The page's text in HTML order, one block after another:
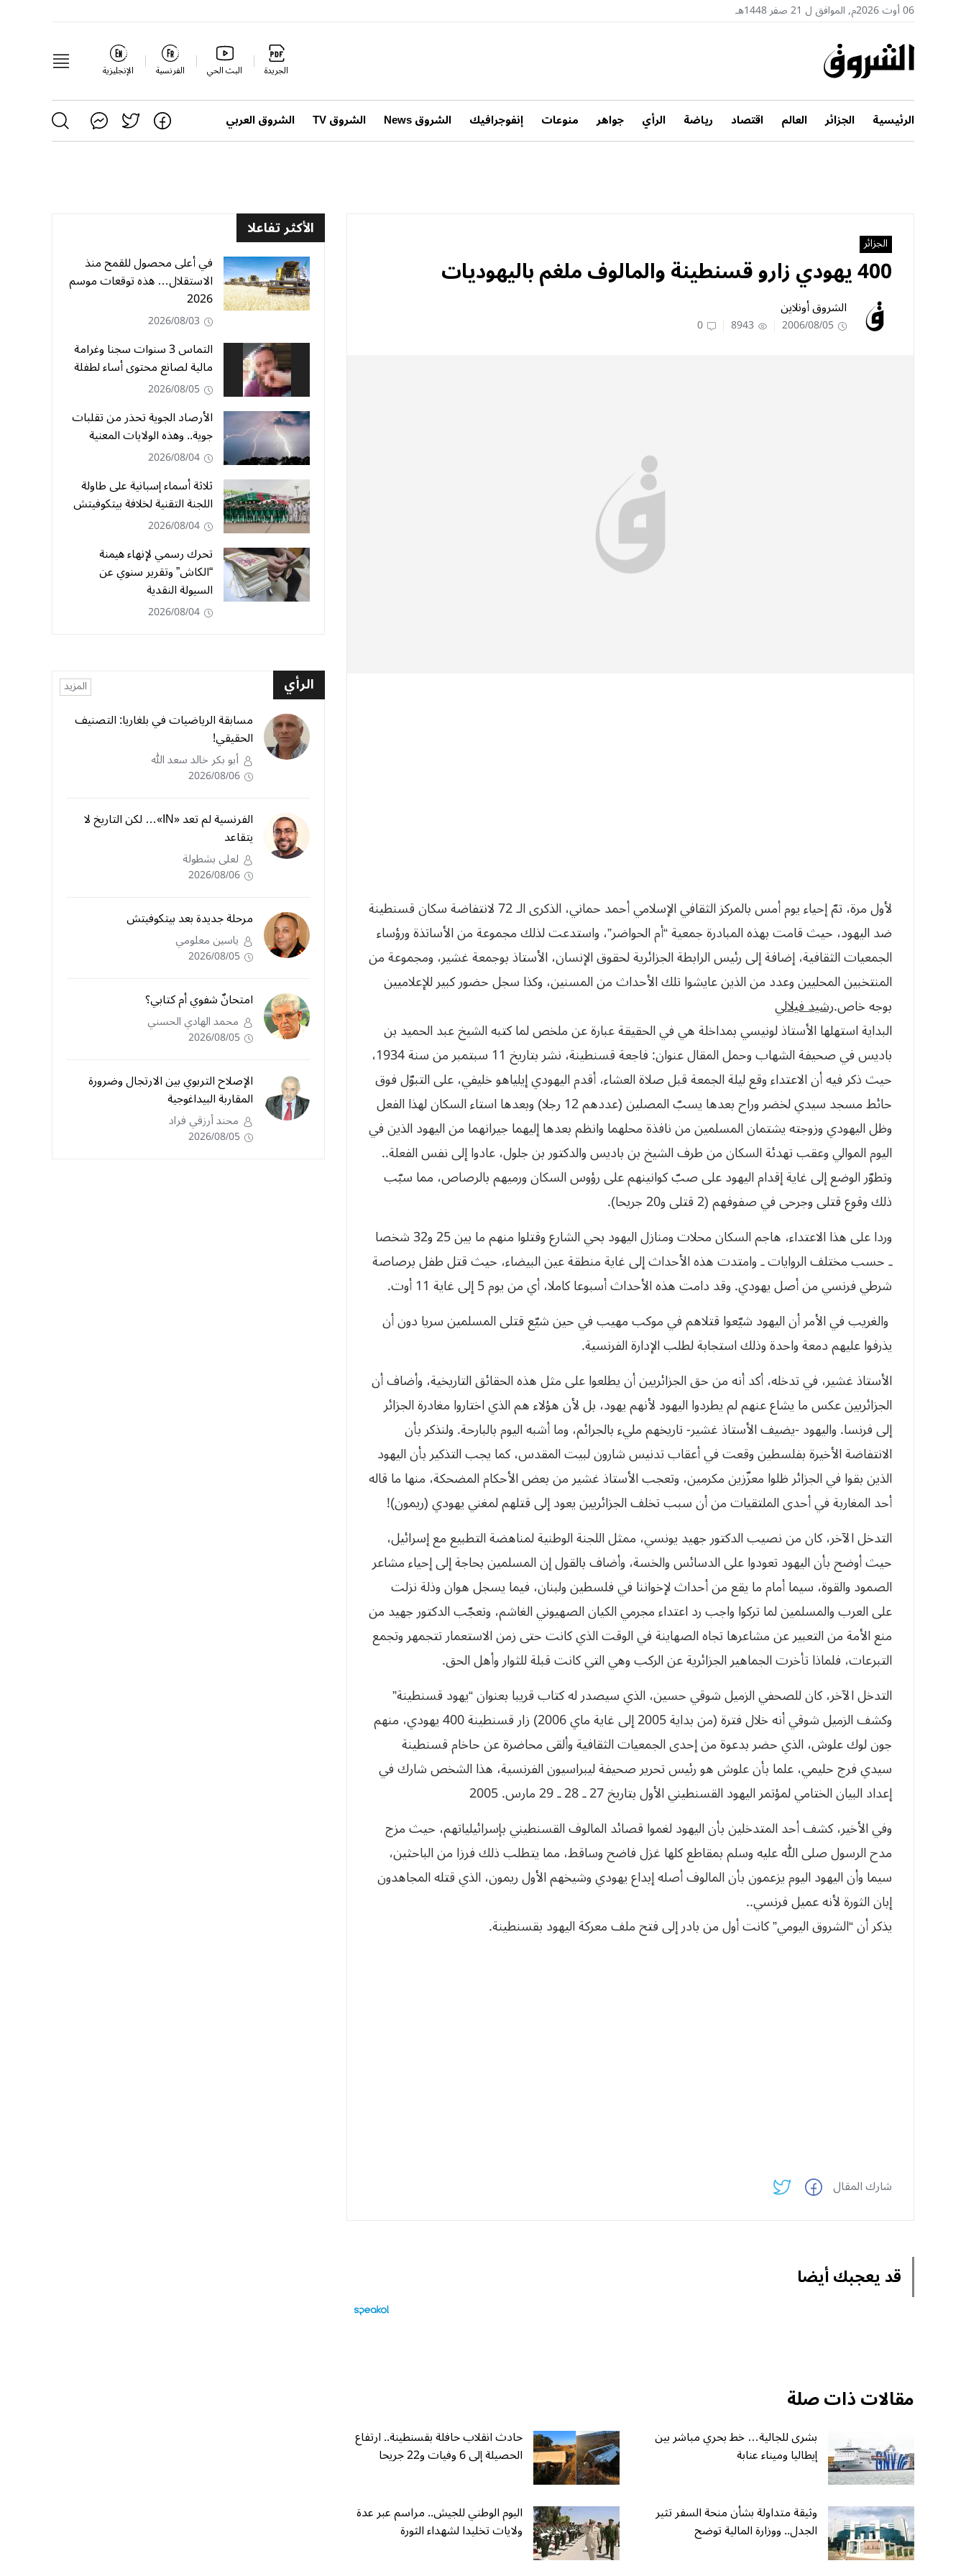
06 أوت 2026م, الموافق ل 21 صفر 1448هـ
الجريدة البث الحي الفرنسية الإنجليزية
الرئيسية الجزائر العالم اقتصاد رياضة الرأي جواهر منوعات إنفوجرافيك الشروق News الشروق TV الشروق العربي
الجزائر
400 يهودي زارو قسنطينة والمالوف ملغم باليهوديات
الشروق أونلاين
2006/08/05
8943
0
لأول مرة، تمّ إحياء يوم أمس بالمركز الثقافي الإسلامي أحمد حماني، الذكرى الـ 72 لانتفاضة سكان قسنطينة
ضد اليهود، حيث قامت بهذه المبادرة جمعية “أم الحواضر”، واستدعت لذلك مجموعة من الأساتذة ورؤساء
‬بوجه‮ ‬خاص‭.‬
رشيد‮ ‬فيلالي
البداية استهلها الأستاذ لونيسي بمداخلة هي في الحقيقة عبارة عن ملخص لما كتبه الشيخ عبد الحميد بن
باديس في صحيفة الشهاب وحمل المقال عنوان: فاجعة قسنطينة، نشر بتاريخ 11 سبتمبر من سنة 1934،
حيث ذكر فيه أن الاعتداء وقع ليلة الجمعة قبل صلاة العشاء، أقدم اليهودي إيلياهو خليفي، على التبوّل فوق
حائط مسجد سيدي لخضر وراح بعدها يسبّ المصلين (عددهم 12 رجلا) وبعدها استاء السكان لهذا الفعل
وظل اليهودي وزوجته يشتمان المسلمين من نافذة محلهما وانظم بعدها إليهما جيرانهما من اليهود الذين في
اليوم الموالي وعقب تهدئة السكان من طرف الشيخ بن باديس والدكتور بن جلول، عادوا إلى نفس الفعلة..
وتطوّر الوضع إلى غاية إقدام اليهود على صبّ كوانينهم على رؤوس السكان ورميهم بالرصاص، مما سبّب
ذلك وقوع قتلى وجرحى في صفوفهم (2 قتلى و20 جريحا).
وردا على هذا الاعتداء، هاجم السكان محلات ومنازل اليهود بحي الشارع وقتلوا منهم ما بين 25 و32 شخصا
ـ حسب مختلف الروايات ـ وامتدت هذه الأحداث إلى غاية منطقة عين البيضاء، حيث قتل طفل برصاصة
شرطي فرنسي من أصل يهودي. وقد دامت هذه الأحداث أسبوعا كاملا، أي من يوم‮ ‬5‮ ‬إلى‮ ‬غاية‮ ‬11‮ ‬أوت‮.‬
‬يذرفوا‮ ‬عليهم‮ ‬دمعة‮ ‬واحدة‮ ‬وذلك‮ ‬استجابة‮ ‬لطلب‮ ‬الإدارة‮ ‬الفرنسية‭.‬
الأستاذ غشير، في تدخله، أكد أنه من حق الجزائريين أن يطلعوا على مثل هذه الحقائق التاريخية، وأضاف أن
الجزائريين عكس ما يشاع عنهم لم يطردوا اليهود لأنهم يهود، بل لأن هؤلاء هم الذي اختاروا مغادرة الجزائر
إلى فرنسا. واليهود -يضيف الأستاذ غشير- تاريخهم مليء بالجرائم، وما أشبه اليوم بالبارحة. ولنذكر بأن
الانتفاضة الأخيرة بفلسطين وقعت في أعقاب تدنيس شارون لبيت المقدس، كما يجب التذكير بأن اليهود
الذين بقوا في الجزائر ظلوا معزّزين مكرمين، وتعجب الأستاذ غشير من بعض الأحكام المضحكة، منها ما قاله
أحد المغاربة في أحدى الملتقيات‮ ‬من‮ ‬أن‮ ‬سبب‮ ‬تخلف‮ ‬الجزائريين‮ ‬يعود‮ ‬إلى‭ ‬قتلهم‮ ‬لمغني‮ ‬يهودي‮ (‬ريمون‮)!‬
التدخل الآخر، كان من نصيب الدكتور جهيد يونسي، ممثل اللجنة الوطنية لمناهضة التطبيع مع إسرائيل،
حيث أوضح بأن اليهود تعودوا على الدسائس والخسة، وأضاف بالقول إن المسلمين بحاجة إلى إحياء مشاعر
الصمود والقوة، سيما أمام ما يقع من أحداث لإخواننا في فلسطين ولبنان، فيما يسجل هوان وذلة نزلت
على العرب والمسلمين لما تركوا واجب رد اعتداء مجرمي الكيان الصهيوني الغاشم، وتعجّب الدكتور جهيد من
منع الأمة من التعبير عن مشاعرها تجاه الصهاينة في الوقت الذي كانت حتى زمن الاستعمار تتجمهر وتجمع
التبرعات، فلماذا تأخرت الجماهير الجزائرية‮ ‬عن‮ ‬الركب‮ ‬وهي‮ ‬التي‮ ‬كانت‮ ‬قبلة‮ ‬للثوار‮ ‬وأهل‮ ‬الحق‭.‬
التدخل الآخر، كان للصحفي الزميل شوقي حسين، الذي سيصدر له كتاب قريبا بعنوان “يهود قسنطينة”
وكشف الزميل شوقي أنه خلال فترة (من بداية 2005 إلى غاية ماي 2006) زار قسنطينة 400 يهودي، منهم
‬إعداد‮ ‬البيان‮ ‬الختامي‮ ‬لمؤتمر‮ ‬اليهود‮ ‬القسنطيني‮ ‬الأول‮ ‬بتاريخ‮ ‬27‮ ‬ـ‮ ‬28‮ ‬ـ‮ ‬29‮ ‬مارس‮ ‬2005‮ ‬‭.‬
وفي الأخير، كشف أحد المتدخلين بأن اليهود لغموا قصائد المالوف القسنطيني بإسرائيلياتهم، حيث مزج
مدح الرسول صلى الله عليه وسلم بمقاطع كلها غزل فاضح وساقط، مما يتطلب ذلك فرزا من الباحثين،
‬إبان‮ ‬الثورة‮ ‬لأنه‮ ‬عميل‮ ‬فرنسي‭..‬‮ ‬
يذكر‮ ‬أن‮ “‬الشروق‮ ‬اليومي‮” ‬كانت‮ ‬أول‮ ‬من‮ ‬بادر‮ ‬إلى‭ ‬فتح‮ ‬ملف‮ ‬معركة‮ ‬اليهود‮ ‬بقسنطينة‭.‬
شارك المقال
قد يعجبك أيضا
مقالات ذات صلة
بشرى للجالية… خط بحري مباشر بين
إيطاليا وميناء عنابة
حادث انقلاب حافلة بقسنطينة.. ارتفاع
الحصيلة إلى 6 وفيات و22 جريحا
وثيقة متداولة بشأن منحة السفر تثير
الجدل.. ووزارة المالية توضح
اليوم الوطني للجيش.. مراسم عبر عدة
ولايات تخليدا لشهداء الثورة
الأكثر تفاعلا
في أعلى محصول للقمح منذ
الاستقلال… هذه توقعات موسم
2026
2026/08/03
التماس 3 سنوات سجنا وغرامة
مالية لصانع محتوى أساء لطفلة
2026/08/05
الأرصاد الجوية تحذر من تقلبات
جوية.. وهذه الولايات المعنية
2026/08/04
ثلاثة أسماء إسبانية على طاولة
اللجنة التقنية لخلافة بيتكوفيتش
2026/08/04
تحرك رسمي لإنهاء هيمنة
“الكاش” وتقرير سنوي عن
السيولة النقدية
2026/08/04
الرأي المزيد
مسابقة الرياضيات في بلغاريا: التصنيف
الحقيقي!
أبو بكر خالد سعد الله
2026/08/06
الفرنسية لم تعد «IN»… لكن التاريخ لا
يتقاعد
لعلى بشطولة
2026/08/06
مرحلة جديدة بعد بيتكوفيتش
ياسين معلومي
2026/08/05
امتحانٌ شفوي أم كتابي؟
محمد الهادي الحسني
2026/08/05
الإصلاح التربوي بين الارتجال وضرورة
المقاربة البيداغوجية
محند أرزقي فراد
2026/08/05